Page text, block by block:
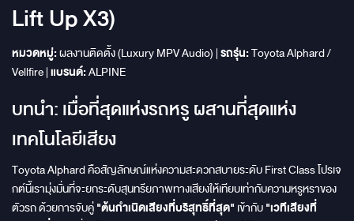
Lift Up X3)
หมวดหมู่:ผลงานติดตั้ง (Luxury MPV Audio) |รถรุ่น:Toyota Alphard /
Vellfire |แบรนด์:ALPINE
บทนำ: เมื่อที่สุดแห่งรถหรู ผสานที่สุดแห่ง
เทคโนโลยีเสียง
Toyota Alphard คือสัญลักษณ์แห่งความสะดวกสบายระดับ First Class โปรเจ
กต์นี้เรามุ่งมั่นที่จะยกระดับสุนทรียภาพทางเสียงให้เทียบเท่ากับความหรูหราของ
ตัวรถ ด้วยการจับคู่"ต้นกำเนิดเสียงที่บริสุทธิ์ที่สุด" เข้ากับ"เวทีเสียงที่